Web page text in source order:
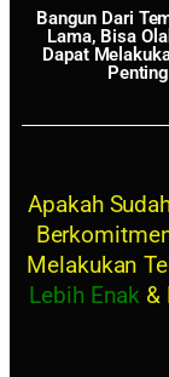
Bangun Dari
Lama, Bisa
Dapat
Apakah
Melakukan
Lebih Enak &